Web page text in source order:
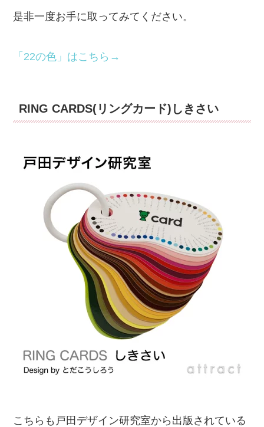
是非一度お手に取ってみてください。
「22の色」はこちら→
RING CARDS(リングカード)しきさい
こちらも戸田デザイン研究室から出版されている